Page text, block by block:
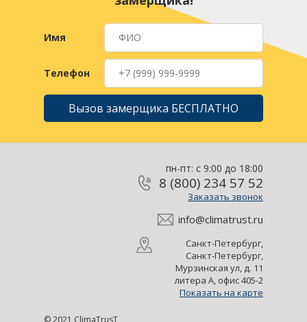
Имя
Телефон
Вызов замерщика БЕСПЛАТНО
пн-пт: с 9:00 до 18:00
8 (800) 234 57 52
Заказать звонок
info@climatrust.ru
Санкт-Петербург,
Санкт-Петербург,
Мурзинская ул, д. 11
литера А, офис 405-2
Показать на карте
© 2021 ClimaTrusT